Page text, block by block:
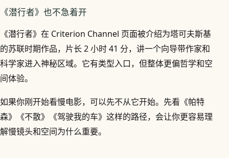
《潜行者》也不急着开
《潜行者》在 Criterion Channel 页面被介绍为塔可夫斯基
的苏联时期作品，片长 2 小时 41 分，讲一个向导带作家和
科学家进入神秘区域。它有类型入口，但整体更偏哲学和空
间体验。
如果你刚开始看慢电影，可以先不从它开始。先看《帕特
森》《不散》《驾驶我的车》这样的路径，会让你更容易理
解慢镜头和空间为什么重要。